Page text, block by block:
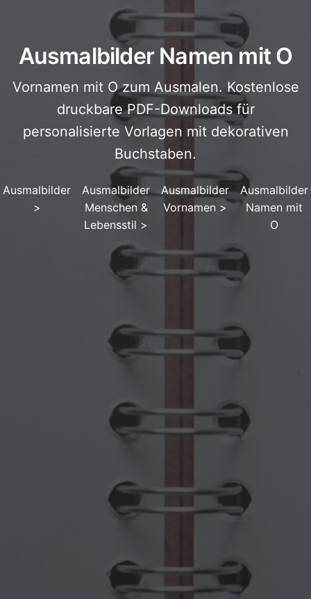
Ausmalbilder Namen mit O
Vornamen mit O zum Ausmalen. Kostenlose
druckbare PDF-Downloads für
personalisierte Vorlagen mit dekorativen
Buchstaben.
Ausmalbilder
>
Ausmalbilder
Menschen &
Lebensstil >
Ausmalbilder
Vornamen >
Ausmalbilder
Namen mit
O